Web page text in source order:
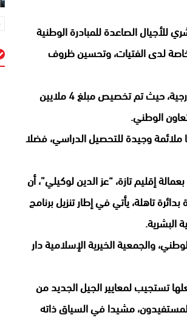
للأجيال الصاعدة للمبادرة الوطنية
خاصة لدى الفتيات، وتحسين ظروف
وتضمن المشروع أشغال التهيئة والتوسعة، بالإضافة إلى أشغال التهيئة الخارجية، حيث تم تخصيص مبلغ 4 ملايين
الوطني.
لـ 124 طالبة وطالبا (76 إناث و48 ذكور) ظروفا ملائمة وجيدة للتحصيل الدراسي، فضلا
إقليم تازة، “عز الدين لوكيلي”، أن
تاهلة، يأتي في إطار تنزيل برنامج
البشرية.
والجمعية الخيرية الإسلامية دار
تستجيب لمعايير الجيل الجديد من
مشيدا في السياق ذاته